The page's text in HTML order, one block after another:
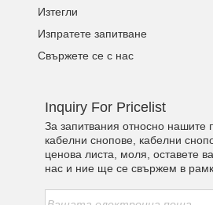
Изтегли
Изпратете запитване
Свържете се с нас
Inquiry For Pricelist
За запитвания относно нашите
кабелни снопове, кабелни
ценова листа, моля, оставете
нас и ние ще се свържем в